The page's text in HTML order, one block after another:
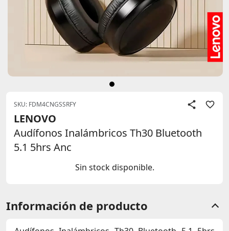
SKU: FDM4CNGSSRFY
LENOVO
Audífonos Inalámbricos Th30 Bluetooth
5.1 5hrs Anc
Sin stock disponible.
Información de producto